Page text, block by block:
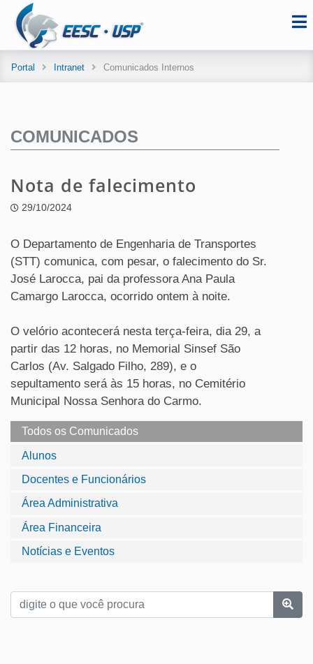
Portal Intranet Comunicados Internos
Todos os Comunicados
Alunos
Docentes e Funcionários
Área Administrativa
Área Financeira
Notícias e Eventos
COMUNICADOS
Nota de falecimento
29/10/2024
O Departamento de Engenharia de Transportes
(STT) comunica, com pesar, o falecimento do Sr.
José Larocca, pai da professora Ana Paula
Camargo Larocca, ocorrido ontem à noite.
O velório acontecerá nesta terça-feira, dia 29, a
partir das 12 horas, no Memorial Sinsef São
Carlos (Av. Salgado Filho, 289), e o
sepultamento será às 15 horas, no Cemitério
Municipal Nossa Senhora do Carmo.